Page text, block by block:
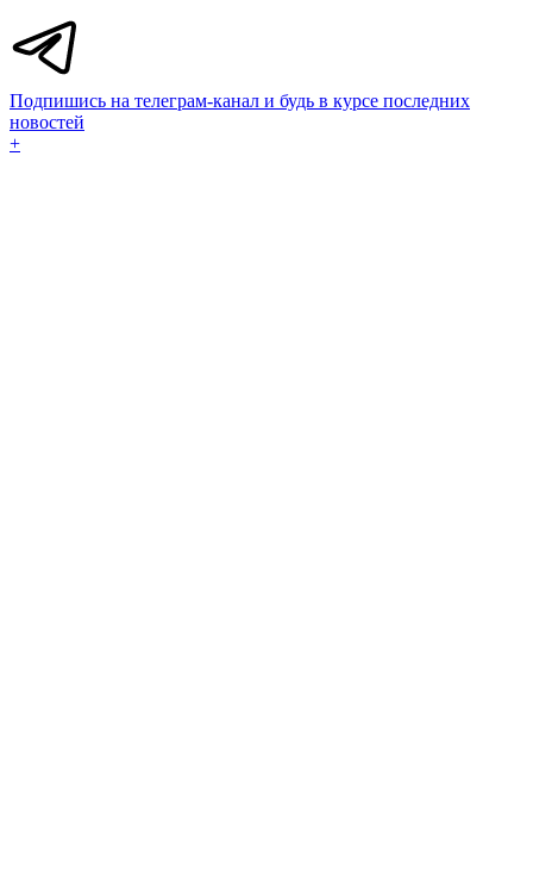
Подпишись на телеграм-канал и будь в курсе последних
новостей
+